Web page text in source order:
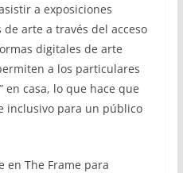
a exposiciones
arte a través del acceso
digitales de arte
a los particulares
en casa, lo que hace que
inclusivo para un público
en The Frame para